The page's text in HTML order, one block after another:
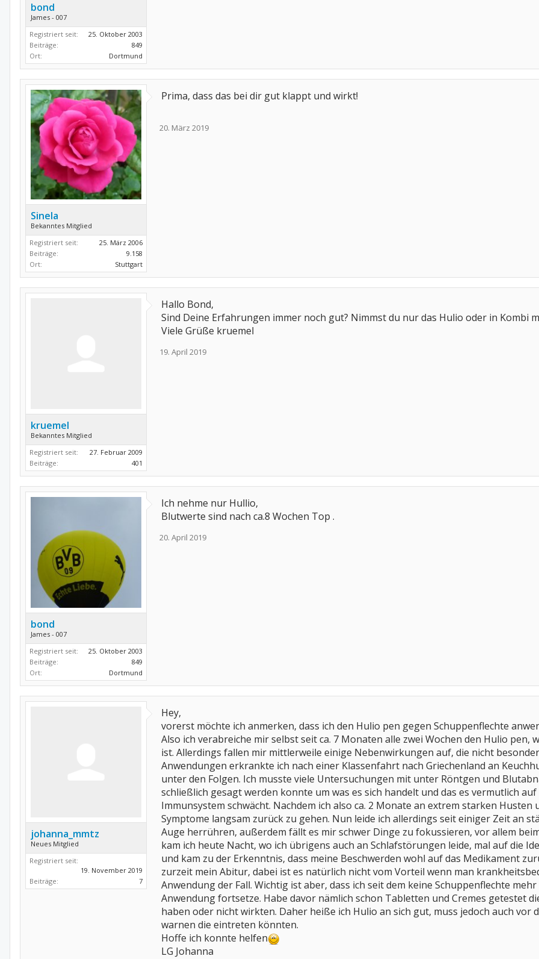
bond
James - 007
Registriert seit:
25. Oktober 2003
Beiträge:
849
Ort:
Dortmund
Sinela
Bekanntes Mitglied
Registriert seit:
25. März 2006
Beiträge:
9.158
Ort:
Stuttgart
Prima, dass das bei dir gut klappt und wirkt!
20. März 2019
kruemel
Bekanntes Mitglied
Registriert seit:
27. Februar 2009
Beiträge:
401
Hallo Bond,
Sind Deine Erfahrungen immer noch gut? Nimmst du nur das Hulio oder in Kombi
Viele Grüße kruemel
19. April 2019
bond
James - 007
Registriert seit:
25. Oktober 2003
Beiträge:
849
Ort:
Dortmund
Ich nehme nur Hullio,
Blutwerte sind nach ca.8 Wochen Top .
20. April 2019
johanna_mmtz
Neues Mitglied
Registriert seit:
19. November 2019
Beiträge:
7
Hey,
vorerst möchte ich anmerken, dass ich den Hulio pen gegen Schuppenflechte
Also ich verabreiche mir selbst seit ca. 7 Monaten alle zwei Wochen den Hulio
ist. Allerdings fallen mir mittlerweile einige Nebenwirkungen auf, die nicht
Anwendungen erkrankte ich nach einer Klassenfahrt nach Griechenland an
unter den Folgen. Ich musste viele Untersuchungen mit unter Röntgen und
schließlich gesagt werden konnte um was es sich handelt und das es vermutlich
Immunsystem schwächt. Nachdem ich also ca. 2 Monate an extrem starken
Symptome langsam zurück zu gehen. Nun leide ich allerdings seit einiger Zeit an
Auge herrühren, außerdem fällt es mir schwer Dinge zu fokussieren, vor allem
kam ich heute Nacht, wo ich übrigens auch an Schlafstörungen leide, mal auf die
und kam zu der Erkenntnis, dass meine Beschwerden wohl auf das Medikament
zurzeit mein Abitur, dabei ist es natürlich nicht vom Vorteil wenn man
Anwendung der Fall. Wichtig ist aber, dass ich seit dem keine Schuppenflechte
Anwendung fortsetze. Habe davor nämlich schon Tabletten und Cremes getestet
haben oder nicht wirkten. Daher heiße ich Hulio an sich gut, muss jedoch auch
warnen die eintreten könnten.
Hoffe ich konnte helfen
LG Johanna